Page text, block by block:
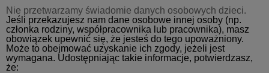
Nie przetwarzamy świadomie danych osobowych dzieci.
Jeśli przekazujesz nam dane osobowe innej osoby (np.
członka rodziny, współpracownika lub pracownika), masz
obowiązek upewnić się, że jesteś do tego upoważniony.
Może to obejmować uzyskanie ich zgody, jeżeli jest
wymagana. Udostępniając takie informacje, potwierdzasz,
że: